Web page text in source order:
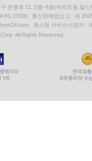
은행로 11, 5층~6층(여의도동,일신
81-37000 통신판매업신고 : 제
호스팅 서비스사업자 :
All Rights Reserved.